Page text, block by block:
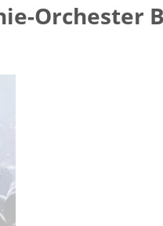
Orchester